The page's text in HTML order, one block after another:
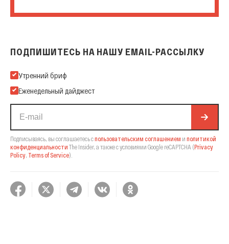
ПОДПИШИТЕСЬ НА НАШУ EMAIL-РАССЫЛКУ
Подпишитесь на нашу Email-рассылку
Утренний бриф
Еженедельный дайджест
Подписываясь, вы соглашаетесь спользовательским соглашением и политикой
конфиденциальности The Insider, а также с условиями Google reCAPTCHA (Privacy
Policy Terms of Service).